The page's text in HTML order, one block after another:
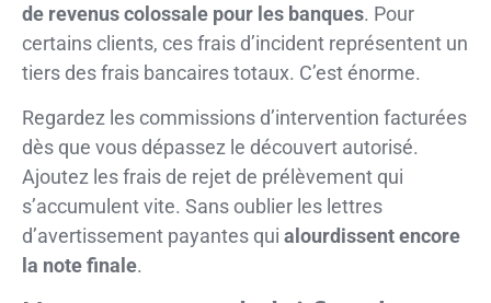
de revenus colossale pour les banques. Pour
certains clients, ces frais d’incident représentent un
tiers des frais bancaires totaux. C’est énorme.
Regardez les commissions d’intervention facturées
dès que vous dépassez le découvert autorisé.
Ajoutez les frais de rejet de prélèvement qui
s’accumulent vite. Sans oublier les lettres
d’avertissement payantes qui alourdissent encore
la note finale.